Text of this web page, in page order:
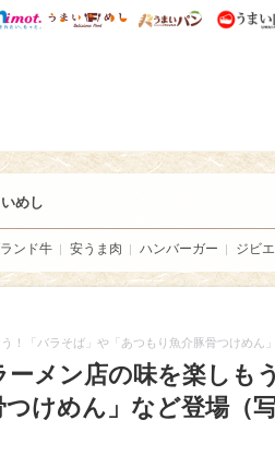
ぴあ総研 ディズニー特集
mimot. うまいめし うまい
めし
ンド牛 安うま肉 ハンバーガー ジビエ
！「バラそば」や「あつもり魚介豚骨つけめん
メン店の味を楽しも
けめん」など登場（写